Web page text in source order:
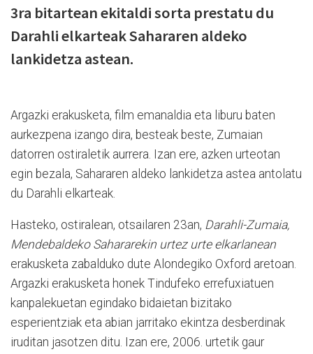
3ra bitartean ekitaldi sorta prestatu du
Darahli elkarteak Sahararen aldeko
lankidetza astean.
Argazki erakusketa, film emanaldia eta liburu baten
aurkezpena izango dira, besteak beste, Zumaian
datorren ostiraletik aurrera. Izan ere, azken urteotan
egin bezala, Sahararen aldeko lankidetza astea antolatu
du Darahli elkarteak.
Hasteko, ostiralean, otsailaren 23an, Darahli-Zumaia,
Mendebaldeko Sahararekin urtez urte elkarlanean
erakusketa zabalduko dute Alondegiko Oxford aretoan.
Argazki erakusketa honek Tindufeko errefuxiatuen
kanpalekuetan egindako bidaietan bizitako
esperientziak eta abian jarritako ekintza desberdinak
iruditan jasotzen ditu. Izan ere, 2006. urtetik gaur